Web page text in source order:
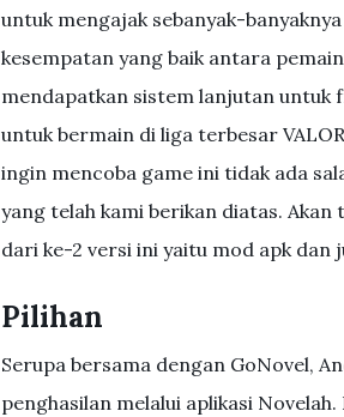
untuk mengajak sebanyak-
kesempatan yang baik antara
mendapatkan sistem lanjutan untuk
untuk bermain di liga terbesar
ingin mencoba game ini tidak ada
yang telah kami berikan diatas.
dari ke-2 versi ini yaitu mod apk dan
Pilihan
Serupa bersama dengan GoNovel,
penghasilan melalui aplikasi